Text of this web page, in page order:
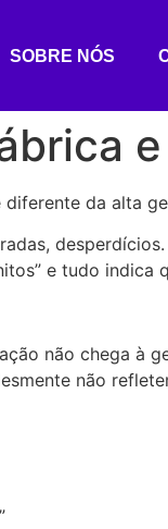
SOBRE NÓS
diferente da alta
desperdícios.
e tudo indica
não chega à
não